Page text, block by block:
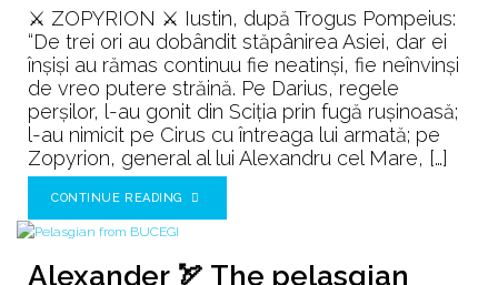
geților
macedonienii
⚔️ ZOPYRION ⚔️ Iustin, după Trogus Pompeius:
“De trei ori au dobândit stăpânirea Asiei, dar ei
înșiși au rămas continuu fie neatinși, fie neînvinși
de vreo putere străină. Pe Darius, regele
perșilor, l-au gonit din Sciția prin fugă rușinoasă;
l-au nimicit pe Cirus cu întreaga lui armată; pe
Zopyrion, general al lui Alexandru cel Mare, […]
CONTINUE READING
Alexander 🏹 The pelasgian